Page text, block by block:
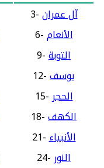
3-آل عمران
6-الأنعام
9-التوبة
12-يوسف
15-الحجر
18-الكهف
21-الأنبياء
24-النور